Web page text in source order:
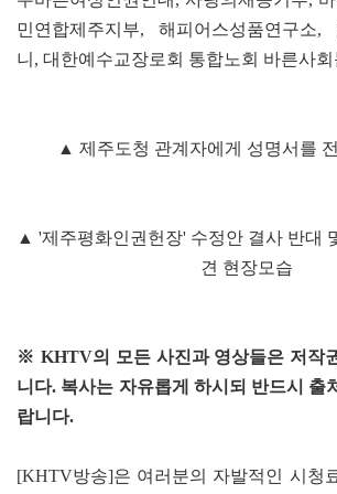
민연합제주지부, 해피어스성품연구소,
니, 대한예수교장로회 통합노회 바른사
▲ 제주도청 관계자에게 성명서를
▲ '제주평화인권헌장' 수정안 결사 반대
견 현장모습
※ KHTV의 모든 사진과 영상들은 저작
니다. 복사는 자유롭게 하시되 반드시 출
랍니다.
[KHTV방송]은 여러분의 자발적인 시청